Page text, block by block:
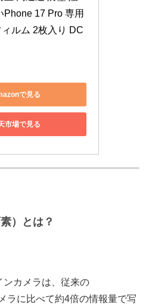
Phone 17 Pro 専用
ルム 2枚入り DC
で見る
市場で見る
）とは？
カメラは、従来の
ラに比べて約4倍の情報量で写